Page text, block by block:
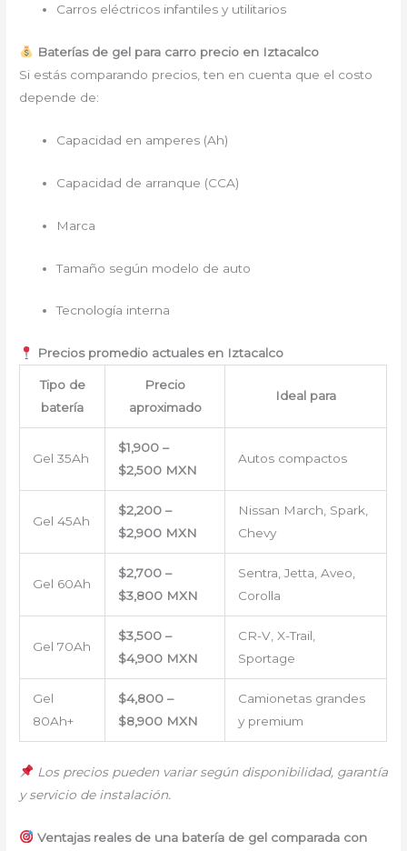
Carros eléctricos infantiles y utilitarios
Baterías de gel para carro precio en Iztacalco
Si estás comparando precios, ten en cuenta que el costo
depende de:
Capacidad en amperes (Ah)
Capacidad de arranque (CCA)
Marca
Tamaño según modelo de auto
Tecnología interna
Precios promedio actuales en Iztacalco
Tipo de
batería
Precio
aproximado
Ideal para
Gel 35Ah
$1,900 –
$2,500 MXN
Autos compactos
Gel 45Ah
$2,200 –
$2,900 MXN
Nissan March, Spark,
Chevy
Gel 60Ah
$2,700 –
$3,800 MXN
Sentra, Jetta, Aveo,
Corolla
Gel 70Ah
$3,500 –
$4,900 MXN
CR-V, X-Trail,
Sportage
Gel
80Ah+
$4,800 –
$8,900 MXN
Camionetas grandes
y premium
Los precios pueden variar según disponibilidad, garantía
y servicio de instalación.
Ventajas reales de una batería de gel comparada con